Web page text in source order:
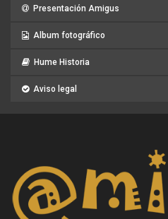
Presentación Amigus
Album fotográfico
Hume Historia
Aviso legal